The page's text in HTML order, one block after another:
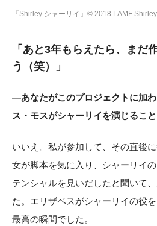
『Shirley シャーリイ』© 2018 LAMF
「あと3年もらえたら、まだ
う（笑）」
―あなたがこのプロジェクトに加
ス・モスがシャーリイを演じるこ
いいえ。私が参加して、その直後
女が脚本を気に入り、シャーリイ
テンシャルを見いだしたと聞いて
た。エリザベスがシャーリイの役
最高の瞬間でした。